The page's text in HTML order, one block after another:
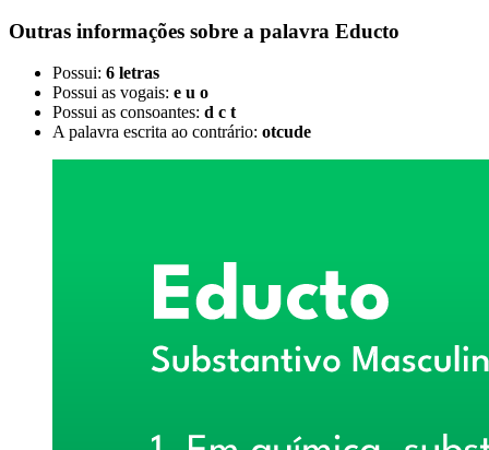
Outras informações sobre a palavra Educto
Possui: 6 letras
Possui as vogais: e u o
Possui as consoantes: d c t
A palavra escrita ao contrário: otcude